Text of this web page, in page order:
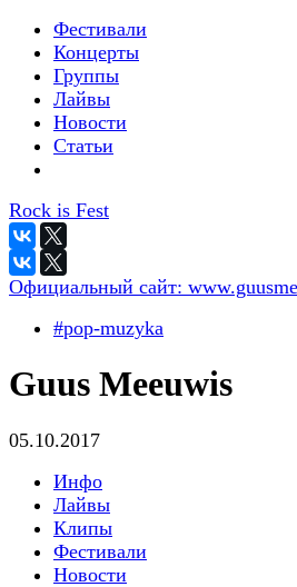
Фестивали
Концерты
Группы
Лайвы
Новости
Статьи
Rock is Fest
Официальный сайт:
#pop-muzyka
Guus Meeuwis
05.10.2017
Инфо
Лайвы
Клипы
Фестивали
Новости